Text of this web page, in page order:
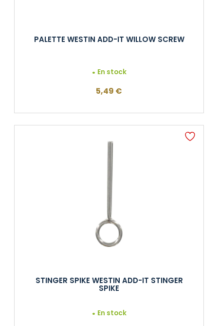
PALETTE WESTIN ADD-IT WILLOW SCREW
En stock
5,49 €
STINGER SPIKE WESTIN ADD-IT STINGER
SPIKE
En stock